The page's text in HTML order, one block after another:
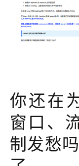
你还在
窗口、
制发愁